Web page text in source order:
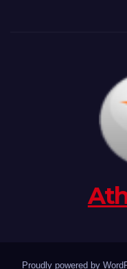
Proudly powered by